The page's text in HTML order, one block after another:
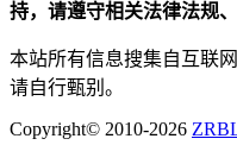
持，请遵守相关法律法规、
本站所有信息搜集自互联
请自行甄别。
Copyright© 2010-2026